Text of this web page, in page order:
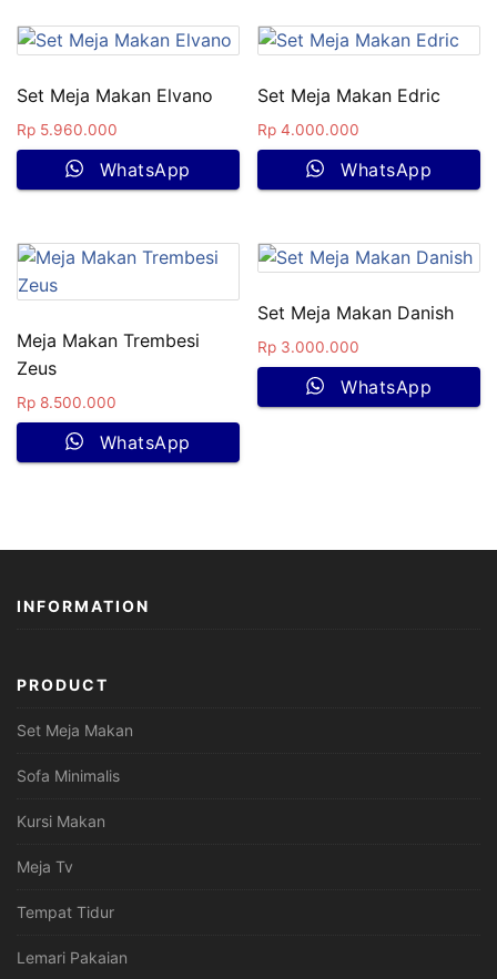
Set Meja Makan Elvano
Rp 5.960.000
WhatsApp
Set Meja Makan Edric
Rp 4.000.000
WhatsApp
Meja Makan Trembesi
Zeus
Rp 8.500.000
WhatsApp
Set Meja Makan Danish
Rp 3.000.000
WhatsApp
INFORMATION
PRODUCT
Set Meja Makan
Sofa Minimalis
Kursi Makan
Meja Tv
Tempat Tidur
Lemari Pakaian